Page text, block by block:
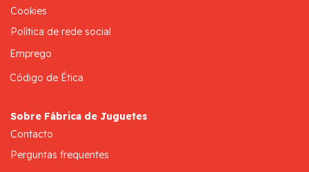
Cookies
Política de rede social
Emprego
Código de Ética
Sobre Fábrica de Juguetes
Contacto
Perguntas frequentes